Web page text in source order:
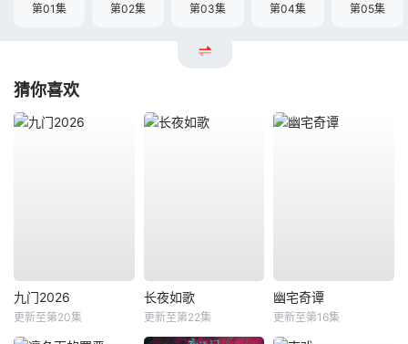
第01集 第02集 第03集 第04集 第05集
猜你喜欢
九门2026
更新至第20集
长夜如歌
更新至第22集
幽宅奇谭
更新至第16集